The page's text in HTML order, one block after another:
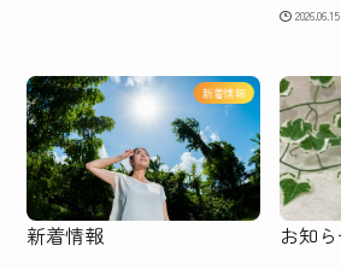
2026.06.15
新着情報
新着情報
お知